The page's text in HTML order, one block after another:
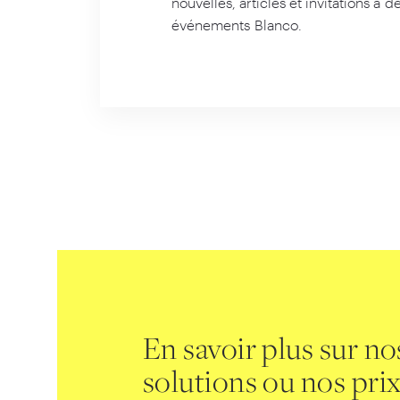
événements Blanco.
En savoir plus sur
solutions ou nos prix